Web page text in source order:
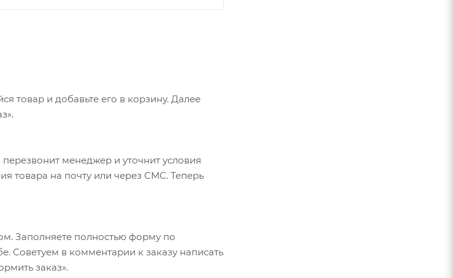
товар и добавьте его в корзину. Далее
менеджер и уточнит условия
товара на почту или через СМС. Теперь
Заполняете полностью форму по
Советуем в комментарии к заказу написать
заказ».